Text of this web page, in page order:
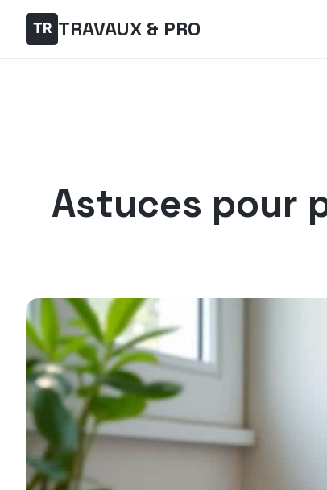
TRAVAUX & PRO
Astuces pour